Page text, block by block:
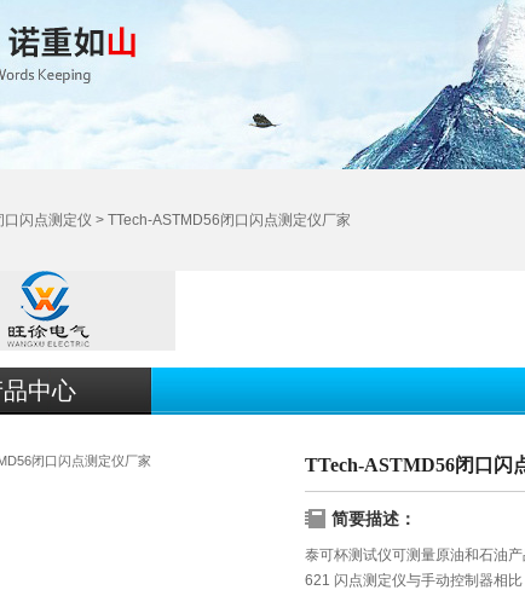
口闪点测定仪 > TTech-ASTMD56闭口闪点测定仪厂家
中心
TTech-ASTMD56闭口闪
简要描述：
泰可杯测试仪可测量原油和石油
621 闪点测定仪与手动控制器相